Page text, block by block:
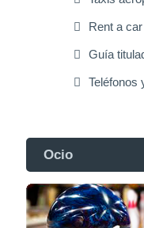
Rent a car
Guía
Teléfonos
Ocio